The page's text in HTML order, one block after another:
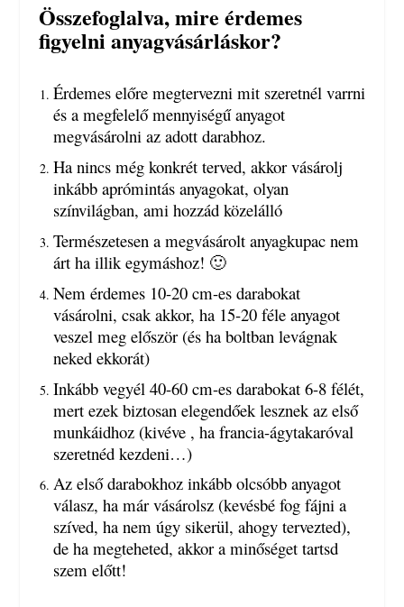
Összefoglalva, mire érdemes
figyelni anyagvásárláskor?
Érdemes előre megtervezni mit szeretnél varrni
és a megfelelő mennyiségű anyagot
megvásárolni az adott darabhoz.
Ha nincs még konkrét terved, akkor vásárolj
inkább aprómintás anyagokat, olyan
színvilágban, ami hozzád közelálló
Természetesen a megvásárolt anyagkupac nem
árt ha illik egymáshoz! 🙂
Nem érdemes 10-20 cm-es darabokat
vásárolni, csak akkor, ha 15-20 féle anyagot
veszel meg először (és ha boltban levágnak
neked ekkorát)
Inkább vegyél 40-60 cm-es darabokat 6-8 félét,
mert ezek biztosan elegendőek lesznek az első
munkáidhoz (kivéve , ha francia-ágytakaróval
szeretnéd kezdeni…)
Az első darabokhoz inkább olcsóbb anyagot
válasz, ha már vásárolsz (kevésbé fog fájni a
szíved, ha nem úgy sikerül, ahogy tervezted),
de ha megteheted, akkor a minőséget tartsd
szem előtt!